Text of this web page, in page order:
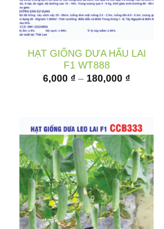
HẠT GIỐNG DƯA HẤU LAI
F1 WT888
6,000 ₫ – 180,000 ₫Khoảng